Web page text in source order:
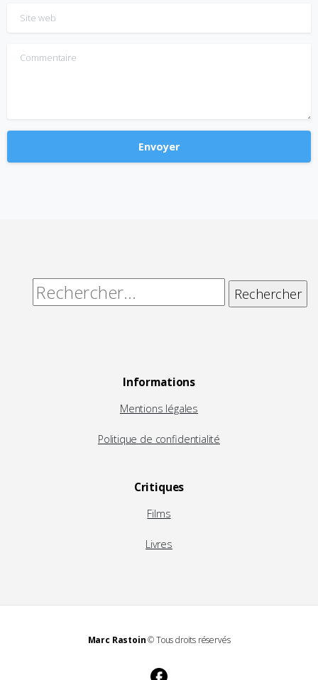
Site web
Commentaire
Rechercher :
Informations
Mentions légales
Politique de confidentialité
Critiques
Films
Livres
Marc Rastoin© Tous droits réservés